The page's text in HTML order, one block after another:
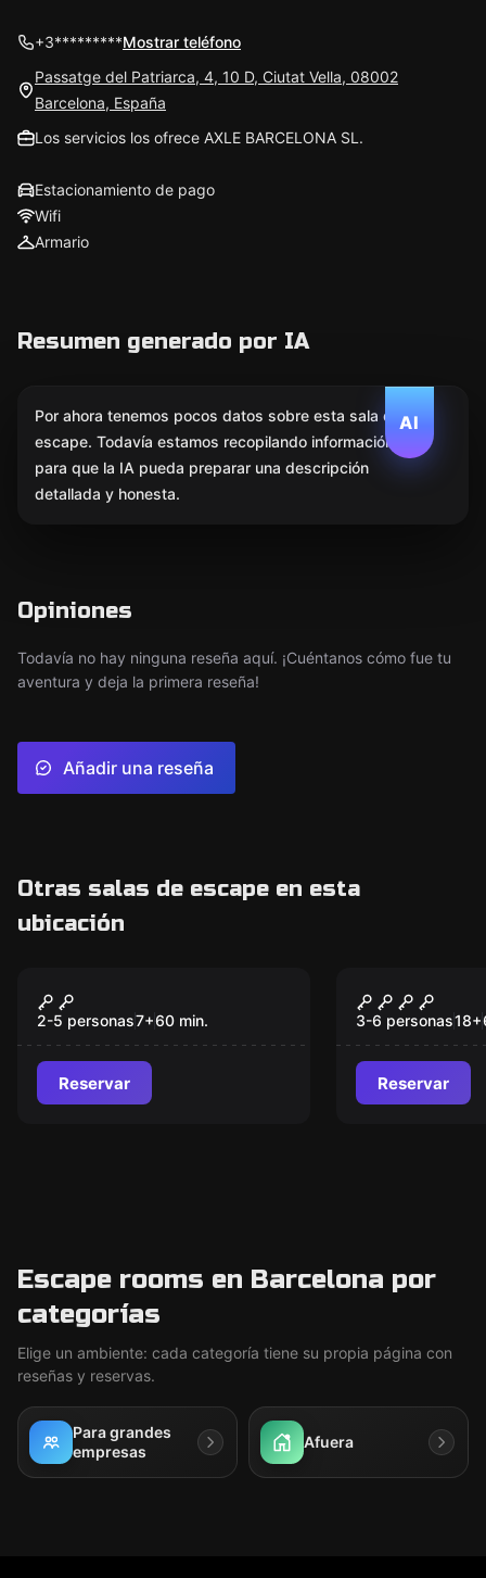
+3*********Mostrar teléfono
Passatge del Patriarca, 4, 10 D, Ciutat Vella, 08002
Barcelona, España
Los servicios los ofrece AXLE BARCELONA SL.
Estacionamiento de pago
Wifi
Armario
Resumen generado por IA
AI
Por ahora tenemos pocos datos sobre esta sala de
escape. Todavía estamos recopilando información
para que la IA pueda preparar una descripción
detallada y honesta.
Opiniones
Todavía no hay ninguna reseña aquí. ¡Cuéntanos cómo fue tu
aventura y deja la primera reseña!
Añadir una reseña
Otras salas de escape en esta
ubicación
Tesoro Azteca
2-5 personas7+60 min.
Reservar
After-Party
3-6 personas18+
Reservar
Escape rooms en Barcelona por
categorías
Elige un ambiente: cada categoría tiene su propia página con
reseñas y reservas.
Para grandes
empresas
Afuera